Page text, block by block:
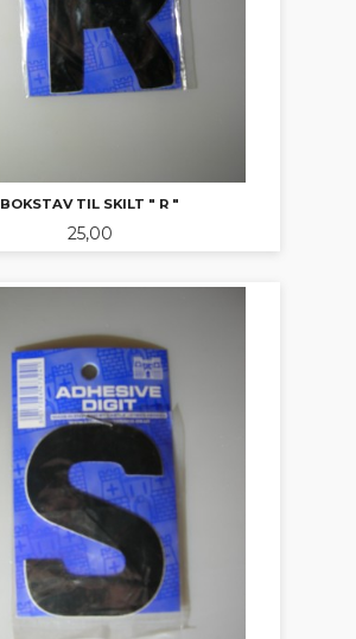
BOKSTAV TIL SKILT " R "
Pris
25,00